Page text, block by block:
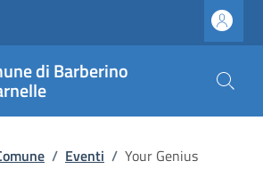
di Barberino
pane
/ Eventi / Your Genius